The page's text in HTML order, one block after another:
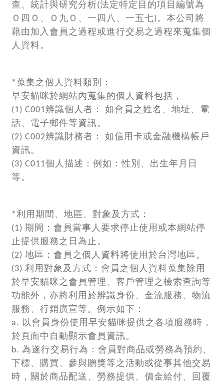
查、統計與研究分析(法定特定目的項目編號為
Ｏ四Ｏ、Ｏ九Ｏ、一四八、一五七)。本公司將
藉由加入會員之過程或進行交易之過程來蒐集個
人資料。
*蒐集之個人資料類別：
早安貓咪於網站內蒐集的個人資料包括，
(1) C001辨識個人者： 如會員之姓名、地址、電
話、電子郵件等資訊。
(2) C002辨識財務者： 如信用卡或金融機構帳戶
資訊。
(3) C011個人描述：例如：性別、出生年月日
等。
*利用期間、地區、對象及方式：
(1) 期間：會員當事人要求停止使用或本網站停
止提供服務之日為止。
(2) 地區：會員之個人資料將使用於台灣地區。
(3) 利用對象及方式：會員之個人資料蒐集除用
於早安貓咪之會員管理、客戶管理之檢索查詢等
功能外，亦將利用於辨識身份、金流服務、物流
服務、行銷廣宣等。例示如下：
a. 以會員身份使用早安貓咪提供之各項服務時，
於頁面中自動顯示會員資訊。
b. 為遂行交易行為：會員對商品或勞務為預約、
下標、購買、參與贈獎等之活動或從事其他交易
時，關於商品配送、勞務提供、價金給付、回覆